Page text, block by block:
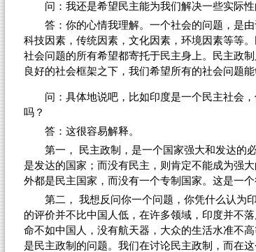
问：我还是希望民主能为我们解决一些实际性
答：你的心情我理解。一个社会的问题，是
科技因素，传统因素，文化因素，环境因素等等
社会问题的所有希望都寄托于民主身上。民主政
良好的社会框架之下，我们希望所有的社会问题
问：具体地说吧，比如印度是一个民主社会
吗？
答：这很容易解释。
第一， 民主政制，是一个国家强大和发达的
是发达的国家；而没有民主，则肯定不能成为强
外都是民主国家，而没有一个专制国家。这是一个
第二， 我想反问你一个问题，你凭什么认为
的评价并不比中国人低，在许多领域，印度并不
命不如中国人，没有航天器，大众的生活水准不
是民主政制的问题。我们在讨论民主政制，而在